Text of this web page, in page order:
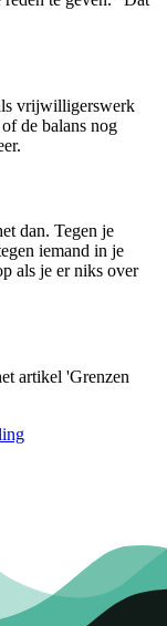
vrijwilligerswerk
de balans nog
dan. Tegen je
iemand in je
als je er niks over
artikel 'Grenzen